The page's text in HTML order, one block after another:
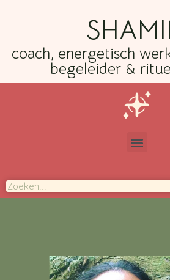
coach, energetisch
begeleider &